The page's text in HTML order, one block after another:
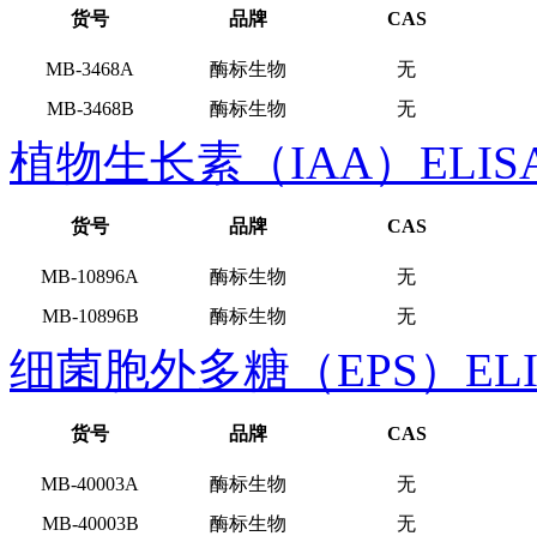
货号 品牌 CAS
MB-3468A 酶标生物
无
MB-3468B
酶标生物 无
植物生长素（IAA）
货号 品牌 CAS
MB-10896A 酶标生物
无
MB-10896B
酶标生物 无
细菌胞外多糖（EPS）
货号 品牌 CAS
MB-40003A 酶标生物
无
MB-40003B
酶标生物 无